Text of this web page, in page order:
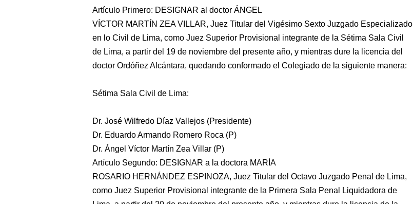
Artículo Primero: DESIGNAR al doctor ÁNGEL
VÍCTOR MARTÍN ZEA VILLAR, Juez Titular del Vigésimo Sexto Juzgado Especializado
en lo Civil de Lima, como Juez Superior Provisional integrante de la Sétima Sala Civil
de Lima, a partir del 19 de noviembre del presente año, y mientras dure la licencia del
doctor Ordóñez Alcántara, quedando conformado el Colegiado de la siguiente manera:
Sétima Sala Civil de Lima:
Dr. José Wilfredo Díaz Vallejos (Presidente)
Dr. Eduardo Armando Romero Roca (P)
Dr. Ángel Víctor Martín Zea Villar (P)
Artículo Segundo: DESIGNAR a la doctora MARÍA
ROSARIO HERNÁNDEZ ESPINOZA, Juez Titular del Octavo Juzgado Penal de Lima,
como Juez Superior Provisional integrante de la Primera Sala Penal Liquidadora de